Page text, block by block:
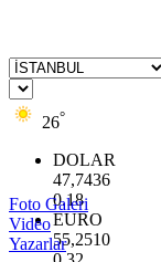
26°
DOLAR
47,7436
0.18
EURO
55,2510
Foto Galeri
Video
Yazarlar